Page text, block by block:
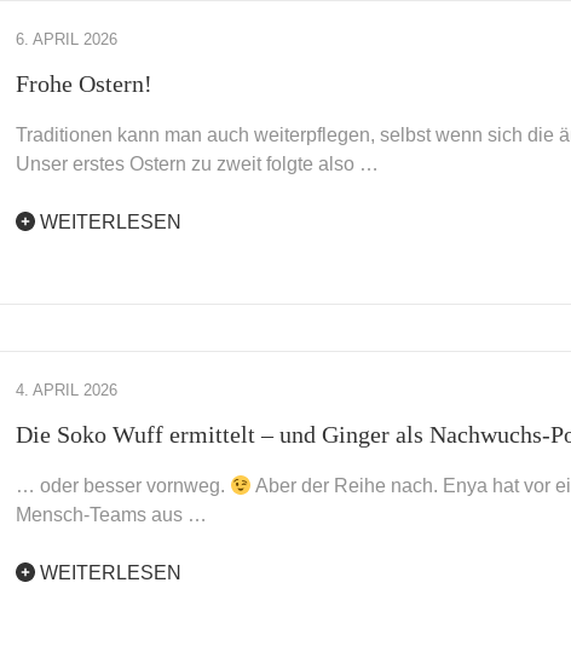
6. APRIL 2026
Frohe Ostern!
Traditionen kann man auch weiterpflegen, selbst wenn sich die
Unser erstes Ostern zu zweit folgte also …
WEITERLESEN
4. APRIL 2026
Die Soko Wuff ermittelt – und Ginger als Nachwuchs-
… oder besser vornweg.
Aber der Reihe nach. Enya hat vor
Mensch-Teams aus …
WEITERLESEN